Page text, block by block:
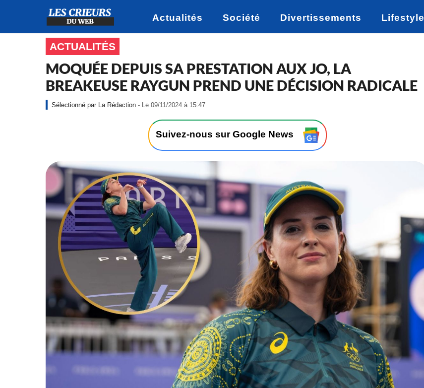
Actualités Société Divertissements Lifestyle
ACTUALITÉS
MOQUÉE DEPUIS SA PRESTATION AUX JO, LA
BREAKEUSE RAYGUN PREND UNE DÉCISION RADICALE
La Rédaction - Le 09/11/2024 à 15:47
0
/
1
/
2
4
à
5
4
7
Suivez-nous sur Google News